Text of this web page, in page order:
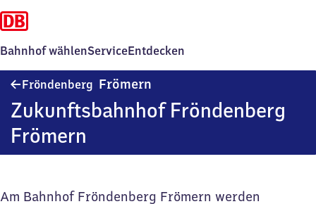
Bahnhof wählenServiceEntdecken
Fröndenberg Frömern
Zukunftsbahnhof Fröndenberg
Frömern
Am Bahnhof Fröndenberg Frömern werden